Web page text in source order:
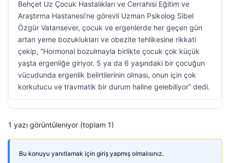
Behçet Uz Çocuk Hastalıkları ve Cerrahisi Eğitim ve
Araştırma Hastanesi’ne görevli Uzman Psikolog Sibel
Özgür Vatansever, çocuk ve ergenlerde her geçen gün
artan yeme bozuklukları ve obezite tehlikesine rikkati
çekip, “Hormonal bozulmayla birlikte çocuk çok küçük
yaşta ergenliğe giriyor. 5 ya da 6 yaşındaki bir çocuğun
vücudunda ergenlik belirtilerinin olması, onun için çok
korkutucu ve travmatik bir durum haline gelebiliyor” dedi.
1 yazı görüntüleniyor (toplam 1)
Bu konuyu yanıtlamak için giriş yapmış olmalısınız.